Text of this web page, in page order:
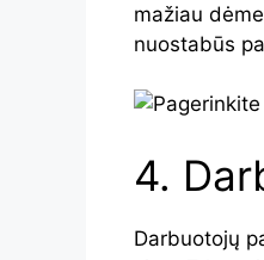
mažiau
nuostabūs
4.
Darbuotojų